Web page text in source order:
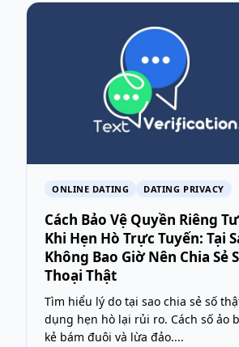
ONLINE DATING DATING PRIVACY
Cách Bảo Vệ Quyền Riêng
Khi Hẹn Hò Trực Tuyến: Tại
Không Bao Giờ Nên Chia Sẻ
Thoại Thật
Tìm hiểu lý do tại sao chia sẻ số
dụng hẹn hò lại rủi ro. Cách số ảo
kẻ bám đuôi và lừa đảo....